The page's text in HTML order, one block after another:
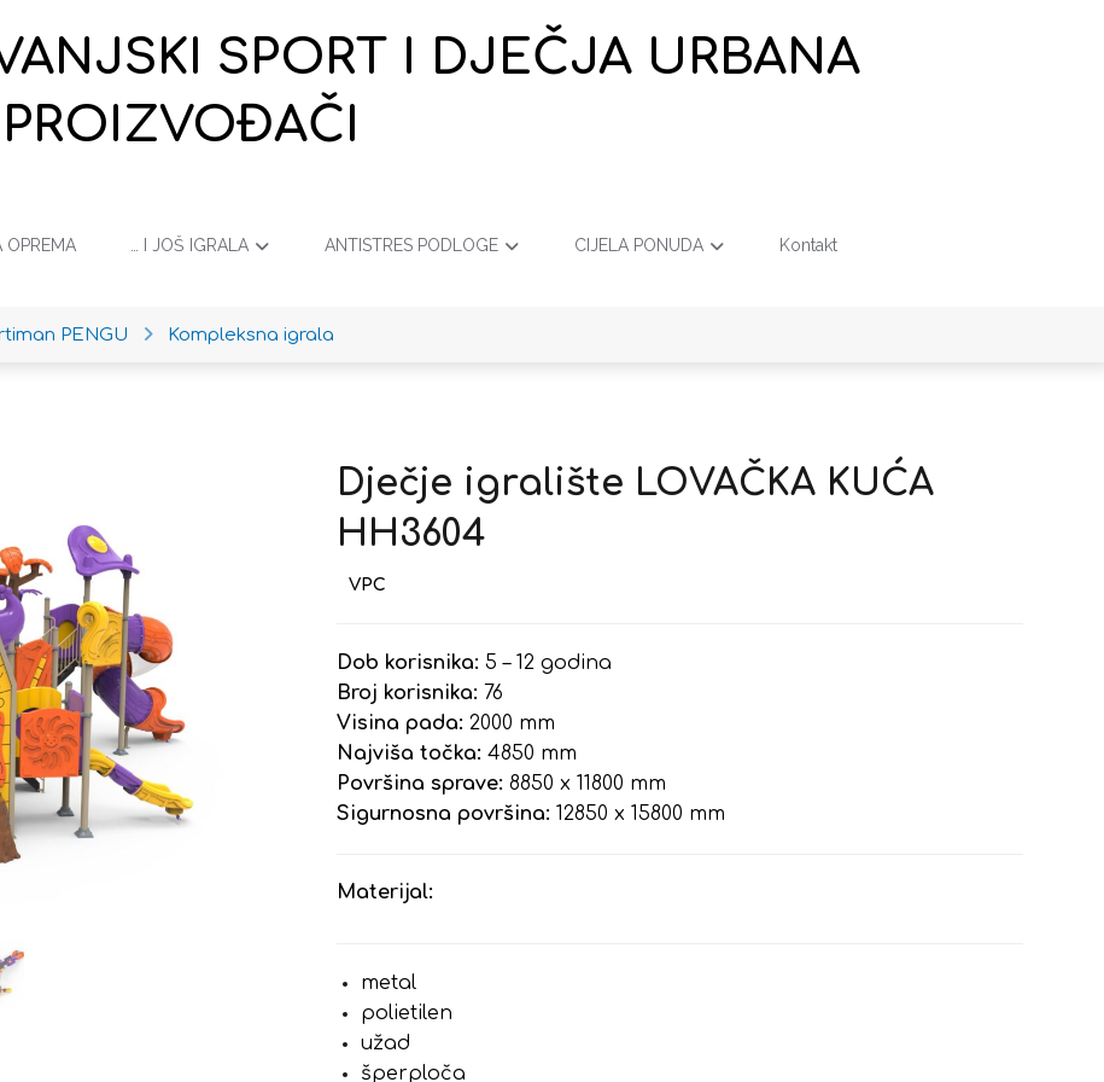
SPORT I DJEČJA URBANA
OPREMA … I JOŠ IGRALA ANTISTRES PODLOGE CIJELA PONUDA Kontakt
PENGU Kompleksna igrala
Dječje igralište LOVAČKA KUĆA
HH3604
Dob korisnika: 5 – 12 godina
Broj korisnika: 76
Visina pada: 2000 mm
Najviša točka: 4850 mm
Površina sprave: 8850 x 11800 mm
Sigurnosna površina: 12850 x 15800 mm
Materijal:
metal
polietilen
užad
šperploča